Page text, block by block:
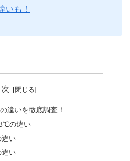
いも！
次
違いを徹底調査！
の違い
い
い